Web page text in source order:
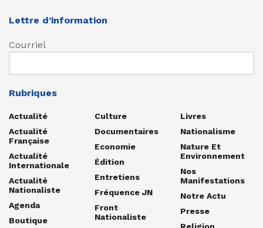
Lettre d’information
Courriel
Rubriques
Actualité
Actualité
Française
Actualité
Internationale
Actualité
Nationaliste
Agenda
Boutique
Culture
Documentaires
Economie
Édition
Entretiens
Fréquence JN
Front
Nationaliste
Livres
Nationalisme
Nature Et
Environnement
Nos
Manifestations
Notre Actu
Presse